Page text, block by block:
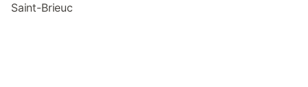
Saint-Brieuc